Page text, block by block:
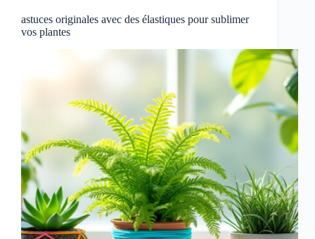
astuces originales avec des élastiques pour sublimer
vos plantes